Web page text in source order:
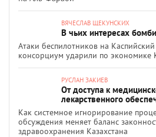
ВЯЧЕСЛАВ ЩЕКУНСКИХ
В чьих интересах
Атаки беспилотников на
консорциум ударили по экономике
РУСЛАН ЗАКИЕВ
От доступа к
лекарственного
Как системное игнорирование
обсуждения меняет баланс
здравоохранения Казахстана